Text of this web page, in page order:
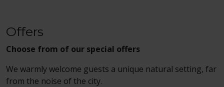
Offers
Choose from of our special offers
We warmly welcome guests a unique natural setting, far
from the noise of the city.